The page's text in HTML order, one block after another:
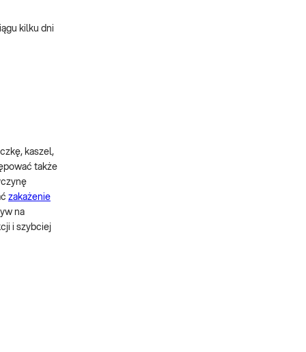
kilku dni
kaszel,
także
zakażenie
na
i szybciej